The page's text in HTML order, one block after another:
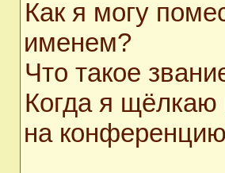
Как я могу
именем?
Что такое
Когда я щёлкаю
на